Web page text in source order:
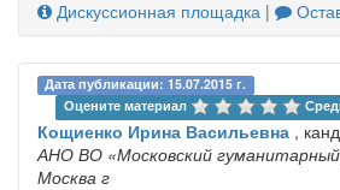
Дискуссионная площадка |
Дата публикации: 15.07.2015 г.
Оцените материал
Кощиенко Ирина Васильевна ,
АНО ВО «Московский
Москва г